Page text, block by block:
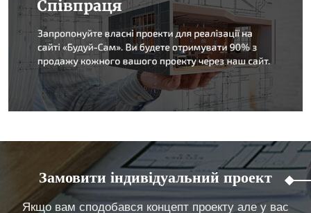
Замовити індивідуальний проект
Якщо вам сподобався концепт проекту але у вас